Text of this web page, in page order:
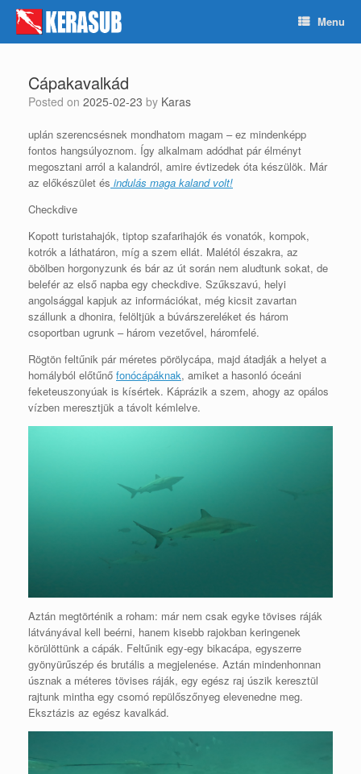
Skip
content
Menu
Cápakavalkád
Posted on 2025-02-23 by Karas
uplán szerencsésnek mondhatom magam – ez mindenképp
fontos hangsúlyoznom. Így alkalmam adódhat pár élményt
megosztani arról a kalandról, amire évtizedek óta készülök. Már
az előkészület és indulás maga kaland volt!
Checkdive
Kopott turistahajók, tiptop szafarihajók és vonatók, kompok,
kotrók a láthatáron, míg a szem ellát. Malétól északra, az
öbölben horgonyzunk és bár az út során nem aludtunk sokat, de
belefér az első napba egy checkdive. Szűkszavú, helyi
angolsággal kapjuk az információkat, még kicsit zavartan
szállunk a dhonira, felöltjük a búvárszereléket és három
csoportban ugrunk – három vezetővel, háromfelé.
Rögtön feltűnik pár méretes pörölycápa, majd átadják a helyet a
homályból előtűnő fonócápáknak, amiket a hasonló óceáni
feketeuszonyúak is kísértek. Káprázik a szem, ahogy az opálos
vízben meresztjük a távolt kémlelve.
Aztán megtörténik a roham: már nem csak egyke tövises ráják
látványával kell beérni, hanem kisebb rajokban keringenek
körülöttünk a cápák. Feltűnik egy-egy bikacápa, egyszerre
gyönyürűszép és brutális a megjelenése. Aztán mindenhonnan
úsznak a méteres tövises ráják, egy egész raj úszik keresztül
rajtunk mintha egy csomó repülőszőnyeg elevenedne meg.
Eksztázis az egész kavalkád.